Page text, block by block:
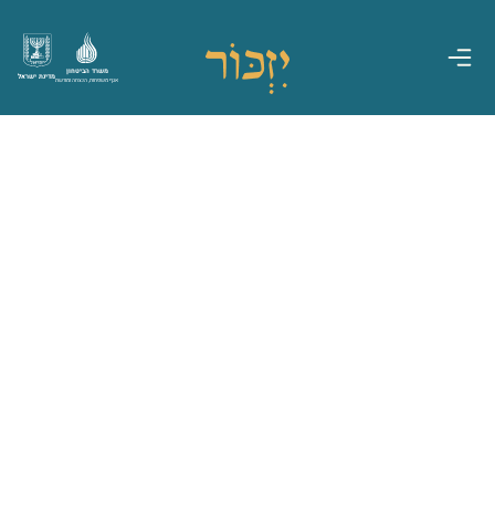
מדינת ישראל
משרד הביטחון
אגף משפחות, הנצחה ומורשת